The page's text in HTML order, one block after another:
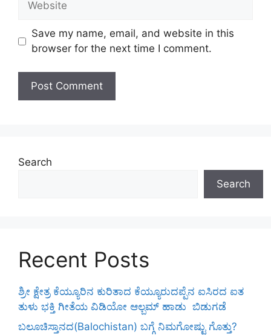
Save my name, email, and website in this
browser for the next time I comment.
Search
Search
Recent Posts
ಶ್ರೀ ಕ್ಷೇತ್ರ ಕೆಯ್ಯೂರಿನ ಕುರಿತಾದ ಕೆಯ್ಯೂರುದಪ್ಪೆನ ಐಸಿರದ ಐತ
ತುಳು ಭಕ್ತಿ ಗೀತೆಯ ವಿಡಿಯೋ ಆಲ್ಬಮ್ ಹಾಡು ಬಿಡುಗಡೆ
ಬಲೂಚಿಸ್ತಾನದ(Balochistan) ಬಗ್ಗೆ ನಿಮಗೋಷ್ಟು ಗೊತ್ತು?